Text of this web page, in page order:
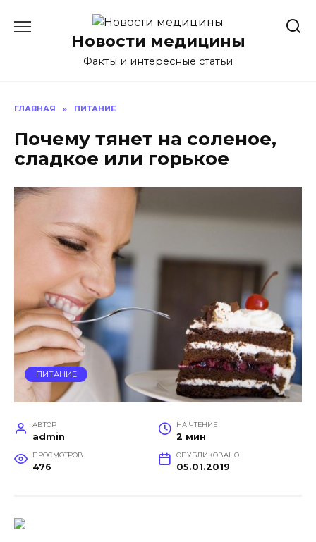
содержаниюНовости медицины
Факты и интересные статьи
ГЛАВНАЯ » ПИТАНИЕ
Почему тянет на соленое,
сладкое или горькое
ПИТАНИЕ
АВТОР
admin
НА ЧТЕНИЕ
2 мин
ПРОСМОТРОВ
476
ОПУБЛИКОВАНО
05.01.2019